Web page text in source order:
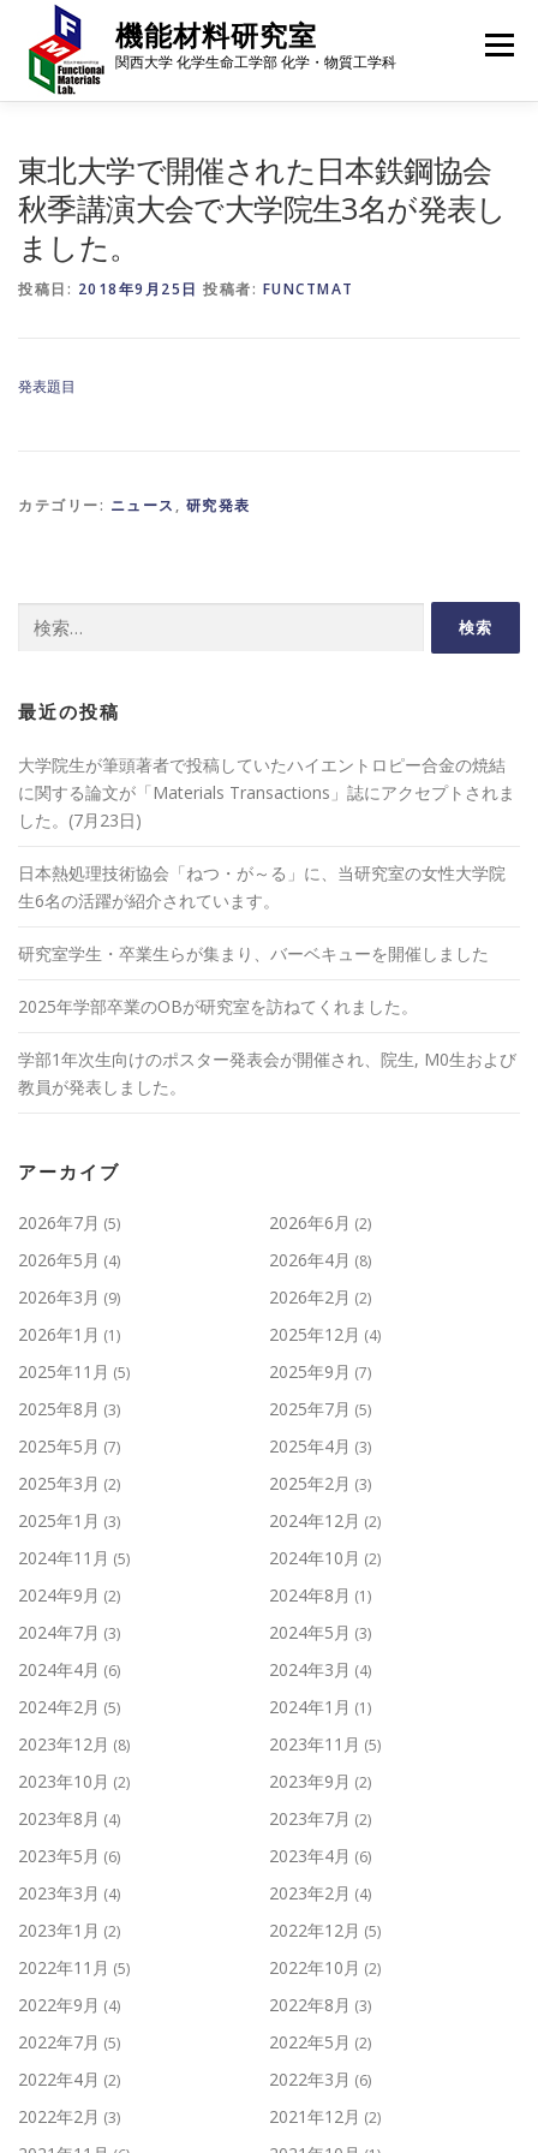
ツ
機能材料研究室
関西大学 化学生命工学部 化学・物質工学科
メニュー
ギャラリー
東北大学で開催された日本鉄鋼協会
秋季講演大会で大学院生3名が発表し
ました。
投稿日: 2018年9月25日 投稿者: FUNCTMAT
発表題目
カテゴリー: ニュース , 研究発表
索:
最近の投稿
大学院生が筆頭著者で投稿していたハイエントロピー合金の焼結
に関する論文が「Materials Transactions」誌にアクセプトされま
した。(7月23日)
日本熱処理技術協会「ねつ・が～る」に、当研究室の女性大学院
生6名の活躍が紹介されています。
研究室学生・卒業生らが集まり、バーベキューを開催しました
2025年学部卒業のOBが研究室を訪ねてくれました。
学部1年次生向けのポスター発表会が開催され、院生, M0生および
教員が発表しました。
アーカイブ
2026年7月 (5) 2026年6月 (2)
2026年5月 (4) 2026年4月 (8)
2026年3月 (9) 2026年2月 (2)
2026年1月 (1) 2025年12月 (4)
2025年11月 (5) 2025年9月 (7)
2025年8月 (3) 2025年7月 (5)
2025年5月 (7) 2025年4月 (3)
2025年3月 (2) 2025年2月 (3)
2025年1月 (3) 2024年12月 (2)
2024年11月 (5) 2024年10月 (2)
2024年9月 (2) 2024年8月 (1)
2024年7月 (3) 2024年5月 (3)
2024年4月 (6) 2024年3月 (4)
2024年2月 (5) 2024年1月 (1)
2023年12月 (8) 2023年11月 (5)
2023年10月 (2) 2023年9月 (2)
2023年8月 (4) 2023年7月 (2)
2023年5月 (6) 2023年4月 (6)
2023年3月 (4) 2023年2月 (4)
2023年1月 (2) 2022年12月 (5)
2022年11月 (5) 2022年10月 (2)
2022年9月 (4) 2022年8月 (3)
2022年7月 (5) 2022年5月 (2)
2022年4月 (2) 2022年3月 (6)
2022年2月 (3) 2021年12月 (2)